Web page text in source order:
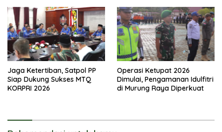
Jaga Ketertiban, Satpol PP
Siap Dukung Sukses MTQ
KORPRI 2026
Operasi Ketupat 2026
Dimulai, Pengamanan Idulfitri
di Murung Raya Diperkuat